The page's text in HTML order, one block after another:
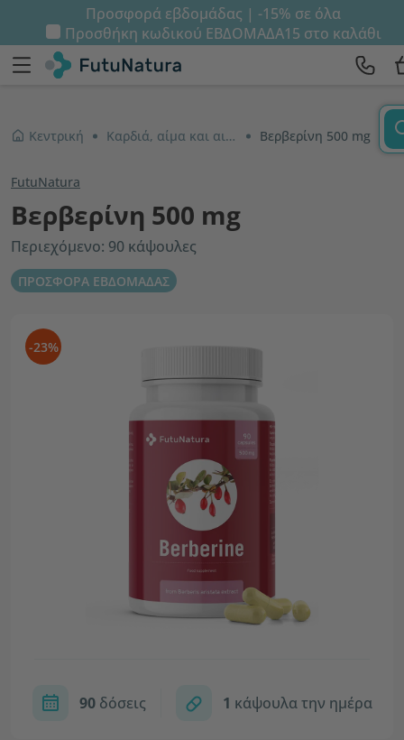
Προσφορά εβδομάδας | -15% σε όλα
Προσθήκη κωδικού ΕΒΔΟΜΑΔΑ15 στο καλάθι
Κεντρική Καρδιά, αίμα και αιμοφόρα αγγεία Βερβερίνη 500 mg
FutuNatura
Βερβερίνη 500 mg
Περιεχόμενο: 90 κάψουλες
ΠΡΟΣΦΟΡΑ ΕΒΔΟΜΑΔΑΣ
-23%
90δόσεις 1 κάψουλα την ημέρα